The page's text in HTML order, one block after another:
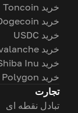
خرید Toncoin
خرید Dogecoin
خرید USDC
خرید Avalanche
خرید Shiba Inu
خرید Polygon
تجارت
تبادل نقطه ای